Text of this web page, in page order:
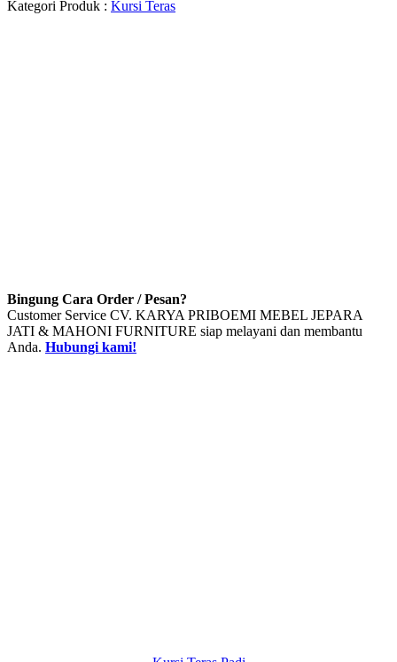
Kategori Produk : Kursi Teras
Bingung Cara Order / Pesan?
Customer Service CV. KARYA PRIBOEMI MEBEL JEPARA
JATI & MAHONI FURNITURE siap melayani dan membantu
Anda. Hubungi kami!